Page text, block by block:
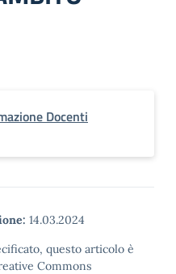
Docenti
14.03.2024
questo articolo è
Commons